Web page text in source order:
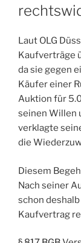
Laut OLG
Kaufverträge
da sie gegen
Käufer einer
Auktion für
seinen Willen
verklagte
die
Diesem
Nach seiner
schon
Kaufvertrag